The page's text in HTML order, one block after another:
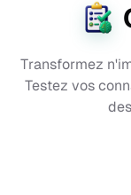
Transformez
Testez vos